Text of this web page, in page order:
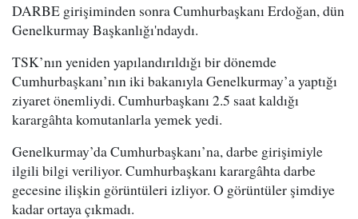
DARBE girişiminden sonra Cumhurbaşkanı Erdoğan, dün
Genelkurmay Başkanlığı'ndaydı.
TSK’nın yeniden yapılandırıldığı bir dönemde
Cumhurbaşkanı’nın iki bakanıyla Genelkurmay’a yaptığı
ziyaret önemliydi. Cumhurbaşkanı 2.5 saat kaldığı
karargâhta komutanlarla yemek yedi.
Genelkurmay’da Cumhurbaşkanı’na, darbe girişimiyle
ilgili bilgi veriliyor. Cumhurbaşkanı karargâhta darbe
gecesine ilişkin görüntüleri izliyor. O görüntüler şimdiye
kadar ortaya çıkmadı.